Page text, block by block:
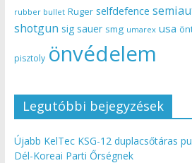
rubber bullet Ruger selfdefence
shotgun sig sauer smg umarex usa
pisztoly önvédelem
Legutóbbi bejegyzések
Újabb KelTec KSG-12 duplacsőtáras
Dél-Koreai Parti Őrségnek